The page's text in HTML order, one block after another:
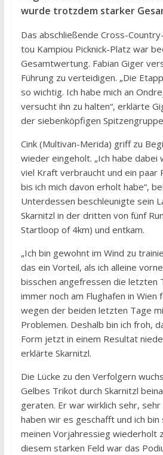
wurde trotzdem starker
Das abschließende Cross-
tou Kampiou Picknick-Platz war
Gesamtwertung. Fabian Giger
Führung zu verteidigen. „Die
so wichtig. Ich habe mich an
versucht ihn zu halten“, erklärte
der siebenköpfigen
Cink (Multivan-Merida) griff zu
wieder eingeholt. „Ich habe dabei
viel Kraft verbraucht und ein paar
bis ich mich davon erholt habe“,
Unterdessen beschleunigte sein
Skarnitzl in der dritten von fünf
Startloop of 4km) und entkam.
„Ich bin gewohnt im Wind zu
das ein Vorteil, als ich alleine
bisschen angefressen die letzten
immer noch am Flughafen in Wien
wegen der beiden letzten Tage
Problemen. Deshalb bin ich froh,
Form jetzt in einem Resultat
erklärte Skarnitzl.
Die Lücke zu den Verfolgern
Gelbes Trikot durch Skarnitzl
geraten. Er war wirklich sehr,
haben wir es geschafft und ich bin
meinen Vorjahressieg wiederholt
diesem starken Feld war das